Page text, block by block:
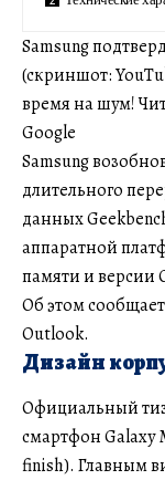
Samsung
(скриншот:
время на шум!
Google
Samsung
длительного
данных
аппаратной
памяти и версии
Об этом
Outlook.
Дизайн
Официальный
смартфон Galaxy
finish). Главным